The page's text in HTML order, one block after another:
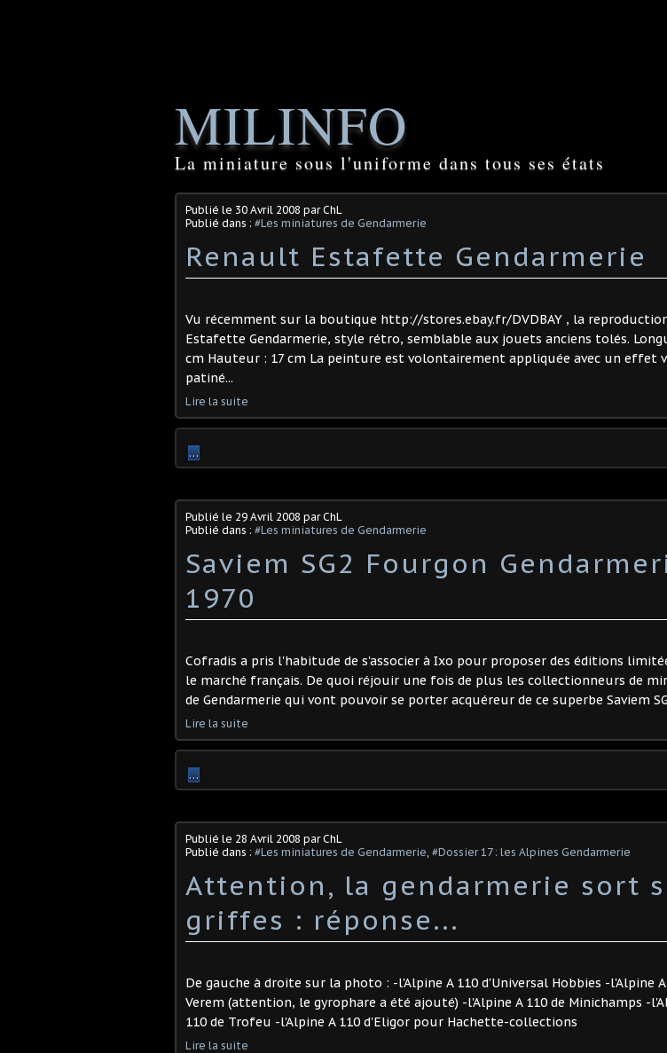
MILINFO
La miniature sous l'uniforme dans tous ses états
Publié le 30 Avril 2008 par ChL
Publié dans : #Les miniatures de Gendarmerie
Renault Estafette Gendarmerie
Vu récemment sur la boutique http://stores.ebay.fr/DVDBAY , la
Estafette Gendarmerie, style rétro, semblable aux jouets anciens tolés.
cm Hauteur : 17 cm La peinture est volontairement appliquée avec un effet
patiné...
Lire la suite
…
Publié le 29 Avril 2008 par ChL
Publié dans : #Les miniatures de Gendarmerie
Saviem SG2 Fourgon
1970
Cofradis a pris l'habitude de s'associer à Ixo pour proposer des éditions
le marché français. De quoi réjouir une fois de plus les collectionneurs de
de Gendarmerie qui vont pouvoir se porter acquéreur de ce superbe Saviem
Lire la suite
…
Publié le 28 Avril 2008 par ChL
Publié dans : #Les miniatures de Gendarmerie, #Dossier 17 : les Alpines Gendarmerie
Attention, la gendarmerie sort
griffes : réponse...
De gauche à droite sur la photo : -l'Alpine A 110 d'Universal Hobbies -l'Alpine A
Verem (attention, le gyrophare a été ajouté) -l'Alpine A 110 de Minichamps -
110 de Trofeu -l'Alpine A 110 d'Eligor pour Hachette-collections
Lire la suite